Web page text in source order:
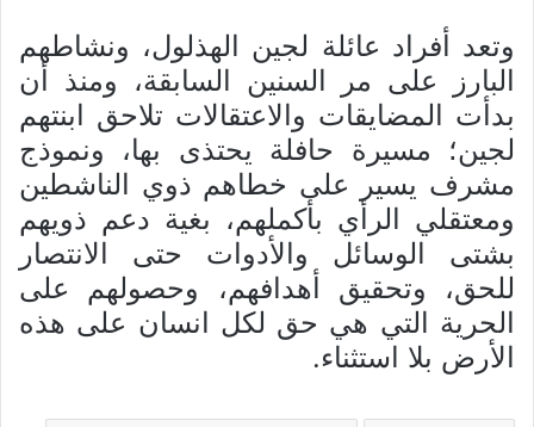
وتعد أفراد عائلة لجين الهذلول، ونشاطهم
البارز على مر السنين السابقة، ومنذ أن
بدأت المضايقات والاعتقالات تلاحق ابنتهم
لجين؛ مسيرة حافلة يحتذى بها، ونموذج
مشرف يسير على خطاهم ذوي الناشطين
ومعتقلي الرأي بأكملهم، بغية دعم ذويهم
بشتى الوسائل والأدوات حتى الانتصار
للحق، وتحقيق أهدافهم، وحصولهم على
الحرية التي هي حق لكل انسان على هذه
الأرض بلا استثناء.